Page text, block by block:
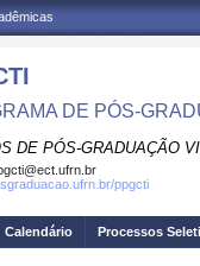
DE PÓS-
DE PÓS-GRADUAÇÃO
ppgcti
Calendário Processos